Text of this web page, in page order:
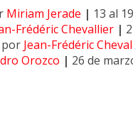
Miriam Jerade | 13 al
Frédéric Chevallier |
por Jean-Frédéric
Orozco | 26 de